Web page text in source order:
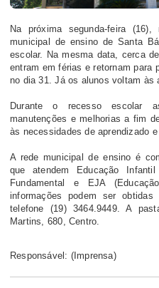
Na próxima segunda-feira
municipal de ensino de Santa
escolar. Na mesma data, cerca
entram em férias e retornam para
no dia 31. Já os alunos voltam às
Durante o recesso escolar
manutenções e melhorias a fim
às necessidades de aprendizado
A rede municipal de ensino é
que atendem Educação
Fundamental e EJA
informações podem ser
telefone (19) 3464.9449. A
Martins, 680, Centro.
Responsável: (Imprensa)